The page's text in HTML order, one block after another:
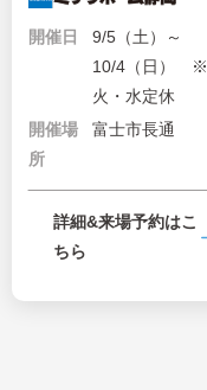
開催日
9/5（土）～
10/4（日） ※
火・水定休
開催場
所
富士市長通
詳細&来場予約はこ
ちら